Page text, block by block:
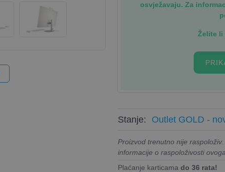
osvježavaju. Za
Želite li
Stanje: Outlet GOLD -
Proizvod trenutno nije
informacije o raspoloživosti
Plaćanje karticama do 36 rata!